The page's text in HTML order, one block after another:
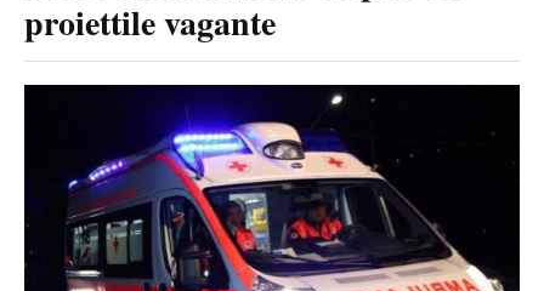
proiettile vagante